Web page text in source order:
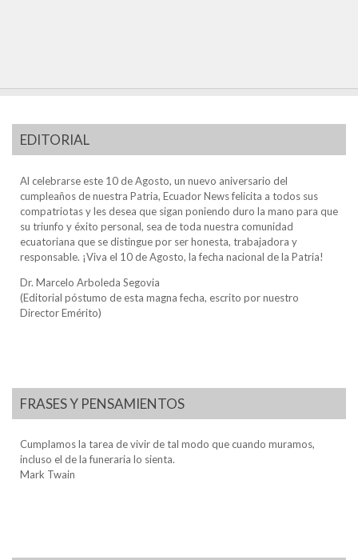
EDITORIAL
Al celebrarse este 10 de Agosto, un nuevo aniversario del
cumpleaños de nuestra Patria, Ecuador News felicita a todos sus
compatriotas y les desea que sigan poniendo duro la mano para que
su triunfo y éxito personal, sea de toda nuestra comunidad
ecuatoriana que se distingue por ser honesta, trabajadora y
responsable. ¡Viva el 10 de Agosto, la fecha nacional de la Patria!
Dr. Marcelo Arboleda Segovia
(Editorial póstumo de esta magna fecha, escrito por nuestro
Director Emérito)
FRASES Y PENSAMIENTOS
Cumplamos la tarea de vivir de tal modo que cuando muramos,
incluso el de la funeraria lo sienta.
Mark Twain